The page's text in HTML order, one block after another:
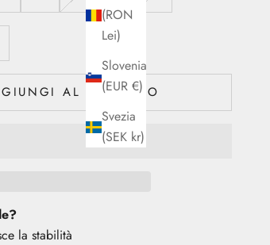
(RON
Lei)
Slovenia
(EUR €)
Svezia
(SEK kr)
quantità
AL CARRELLO
la stabilità